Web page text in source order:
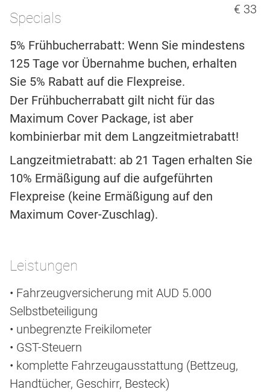
€ 33
Specials
5% Frühbucherrabatt: Wenn Sie mindestens
125 Tage vor Übernahme buchen, erhalten
Sie 5% Rabatt auf die Flexpreise.
Der Frühbucherrabatt gilt nicht für das
Maximum Cover Package, ist aber
kombinierbar mit dem Langzeitmietrabatt!
Langzeitmietrabatt: ab 21 Tagen erhalten Sie
10% Ermäßigung auf die aufgeführten
Flexpreise (keine Ermäßigung auf den
Maximum Cover-Zuschlag).
Leistungen
• Fahrzeugversicherung mit AUD 5.000
Selbstbeteiligung
• unbegrenzte Freikilometer
• GST-Steuern
• komplette Fahrzeugausstattung (Bettzeug,
Handtücher, Geschirr, Besteck)